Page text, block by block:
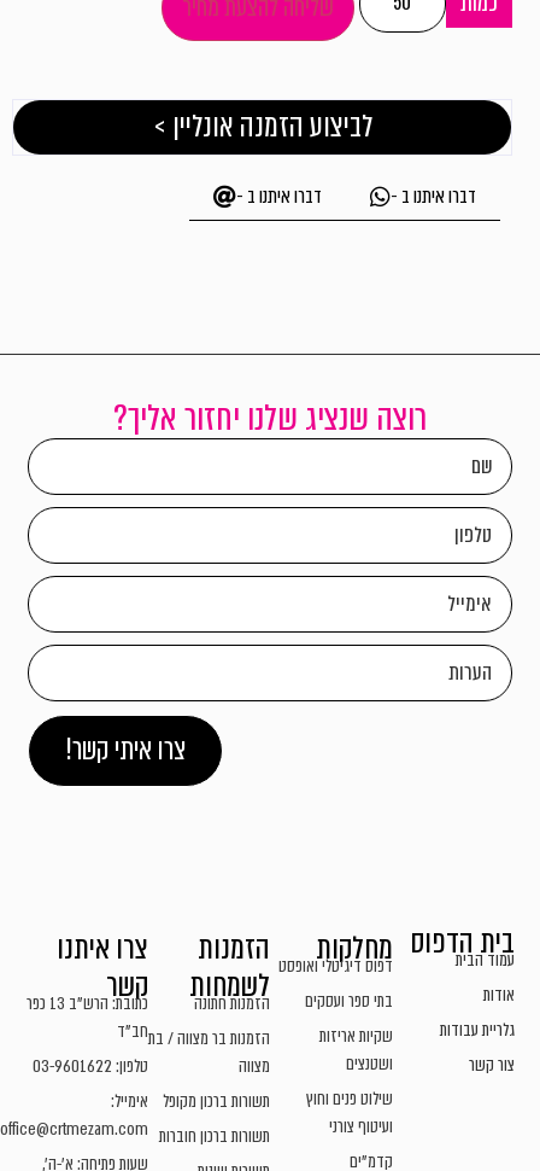
לביצוע הזמנה אונליין >
דברו איתנו ב - דברו איתנו ב -
בית הדפוס
עמוד הבית
אודות
גלריית עבודות
צור קשר
מחלקות
דפוס דיגיטלי ואופסט
בתי ספר ועסקים
שקיות אריזות
ושטנצים
שילוט פנים וחוץ
ועיטוף צורני
קדמ"ים
הזמנות
לשמחות
הזמנות חתונה
הזמנות בר מצווה / בת
מצווה
תשורות ברכון מקופל
תשורות ברכון חוברות
צרו איתנו
קשר
כתובת: הרש"ב 13 כפר
חב"ד
טלפון: 03-9601622
אימייל:
office@crtmezam.com
שעות פתיחה: א'-ה',
רוצה שנציג שלנו יחזור אליך?
צרו איתי קשר!